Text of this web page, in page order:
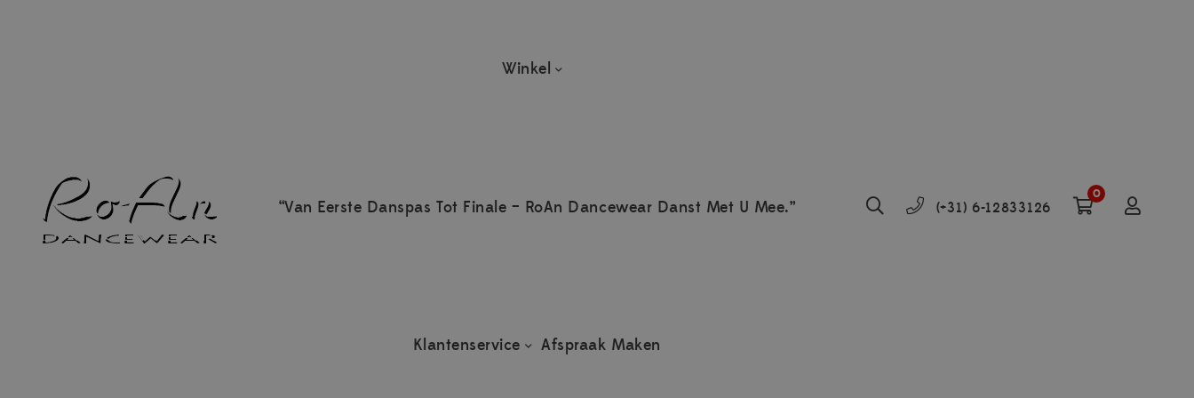
Winkel
“Van Eerste Danspas Tot Finale – RoAn Dancewear Danst Met U Mee.”
Klantenservice Afspraak Maken
(+31) 6-12833126
0